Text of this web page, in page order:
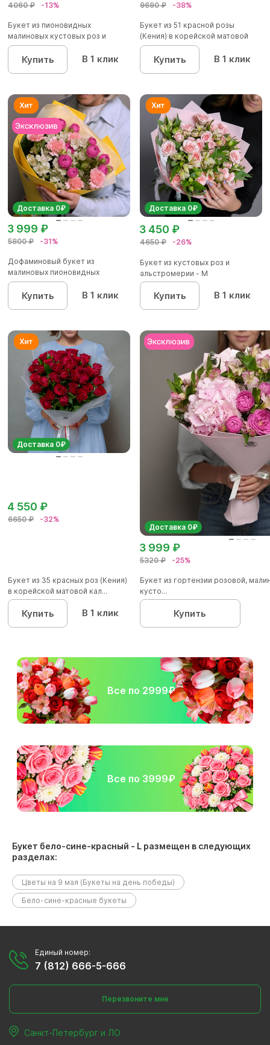
4060 ₽ -13%
Букет из пионовидных
малиновых кустовых роз и
альстроме...
Купить В 1 клик
9690 ₽ -38%
Букет из 51 красной розы
(Кения) в корейской матовой
уп...
Купить В 1 клик
Доставка 0₽
5800 ₽ -31%
3 999 ₽
Дофаминовый букет из
малиновых пионовидных
кустовых роз...
Купить В 1 клик
Доставка 0₽
4650 ₽ -26%
3 450 ₽
Букет из кустовых роз и
альстромерии - М
Купить В 1 клик
Доставка 0₽
6650 ₽ -32%
4 550 ₽
Букет из 35 красных роз (Кения)
в корейской матовой кал...
Купить В 1 клик
Доставка 0₽
5320 ₽ -25%
3 999 ₽
Букет из гортензии розовой,
кусто...
Купить
Все по 2999₽
Все по 3999₽
Букет бело-сине-красный - L размещен в следующих
разделах:
Цветы на 9 мая (Букеты на день победы)
Бело-сине-красные букеты
Единый номер:
7 (812) 666-5-666
Перезвоните мне
Санкт-Петербург и ЛО